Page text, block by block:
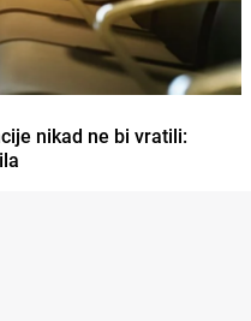
nikad ne bi vratili: